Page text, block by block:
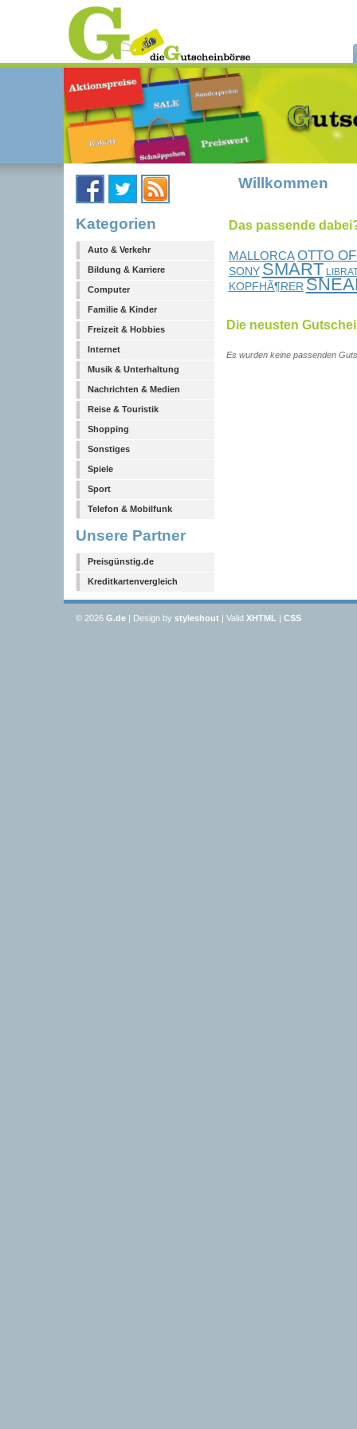
Kategorien
Auto & Verkehr
Bildung & Karriere
Computer
Familie & Kinder
Freizeit & Hobbies
Internet
Musik & Unterhaltung
Nachrichten & Medien
Reise & Touristik
Shopping
Sonstiges
Spiele
Sport
Telefon & Mobilfunk
Unsere Partner
Preisgünstig.de
Kreditkartenvergleich
Willkommen
Das passende
MALLORCA OTTO
SONY SMART
KOPFHÃ¶RER
Die neusten
Es wurden keine passenden
© 2026 G.de | Design by styleshout | Valid XHTML | CSS